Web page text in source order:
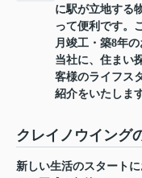
に駅が立地する
って便利です。
月竣工・築8年
当社に、住まい
客様のライフス
紹介をいたしま
クレイノウイング
新しい生活のスタート